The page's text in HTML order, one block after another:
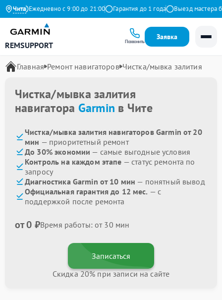
ЧитаЕжедневно с 9:00 до 21:00 Гарантия до 1 года Выезд мастера
REMSUPPORT Позвонить
Заявка
Главная Ремонт навигаторов Чистка/мывка залития
Чистка/мывка залития
навигатора Garmin в Чите
Чистка/мывка залития навигаторов Garmin от 20
мин — приоритетный ремонт
До 30% экономии — самые выгодные условия
Контроль на каждом этапе — статус ремонта по
запросу
Диагностика Garmin от 10 мин — понятный вывод
Официальная гарантия до 12 мес. — с
поддержкой после ремонта
от 0 ₽Время работы: от 30 мин
Записаться
Скидка 20% при записи на сайте